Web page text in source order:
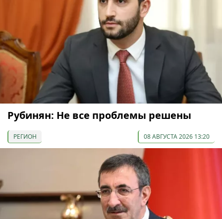
Рубинян: Не все проблемы решены
РЕГИОН 08 АВГУСТА 2026 13:20